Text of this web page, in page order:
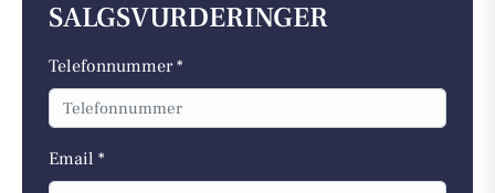
SALGSVURDERINGER
Telefonnummer *
Email *